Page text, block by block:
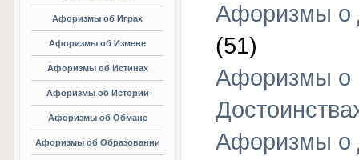
Афоризмы об Играх
Афоризмы об Измене
Афоризмы об Истинах
Афоризмы об Истории
Афоризмы об Обмане
Афоризмы об Образовании
Афоризмы о
(51)
Афоризмы о
Афоризмы о